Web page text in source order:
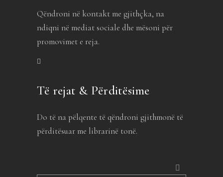
Qëndroni në kontakt me gjithçka, na
ndiqni në mediat sociale dhe mësoni për
promovimet e reja.
Të rejat & Përditësime
Do të na pëlqente të qëndroni gjithmonë të
përditësuar me librarinë tonë.